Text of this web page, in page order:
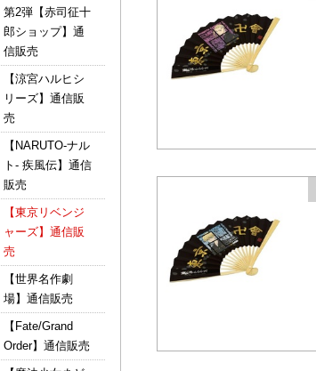
第2弾【赤司征十
郎ショップ】通
信販売
【涼宮ハルヒシ
リーズ】通信販
売
【NARUTO-ナル
ト- 疾風伝】通信
販売
【東京リベンジ
ャーズ】通信販
売
【世界名作劇
場】通信販売
【Fate/Grand
Order】通信販売